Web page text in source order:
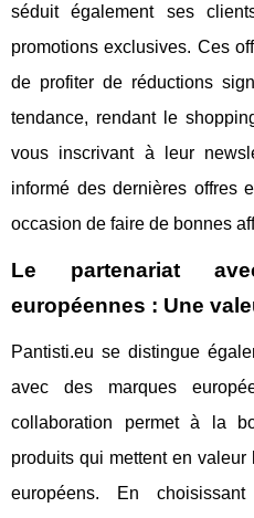
séduit également ses
promotions exclusives. Ces
de profiter de réductions
tendance, rendant le
vous inscrivant à leur
informé des dernières offres
occasion de faire de bonnes
Le partenariat
européennes : Une
Pantisti.eu se distingue
avec des marques
collaboration permet à la
produits qui mettent en
européens. En